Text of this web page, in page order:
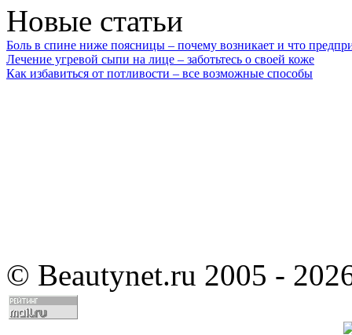
Новые статьи
Боль в спине ниже поясницы – почему возникает и что
Лечение угревой сыпи на лице – заботьтесь о своей коже
Как избавиться от потливости – все возможные способы
© Beautynet.ru 2005 -